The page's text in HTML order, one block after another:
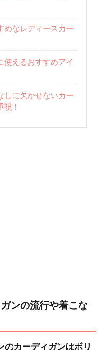
めなレディースカー
使えるおすすめアイ
しに欠かせないカー
！
ンの流行や着こな
カーディガンはボリ